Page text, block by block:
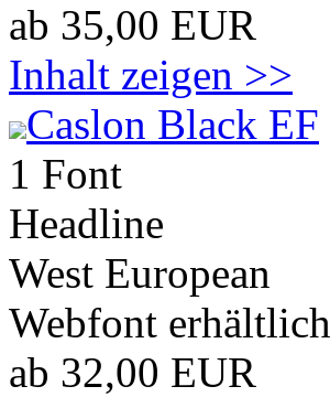
ab 35,00 EUR
Inhalt zeigen >>
Caslon Black EF
1 Font
Headline
West European
Webfont erhältlich
ab 32,00 EUR